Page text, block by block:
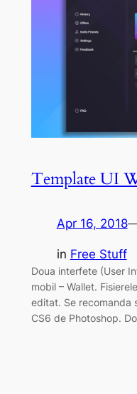
Template UI
Apr 16, 2018
in Free Stuff
Doua interfete (User
mobil – Wallet.
editat. Se recomanda
CS6 de Photoshop.